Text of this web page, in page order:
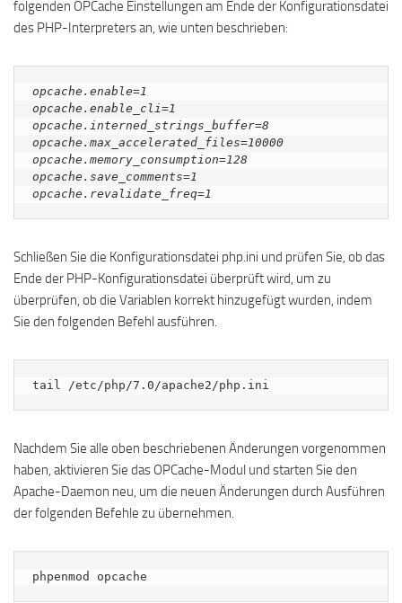
folgenden OPCache Einstellungen am Ende der Konfigurationsdatei
des PHP-Interpreters an, wie unten beschrieben:
opcache.enable=1
opcache.enable_cli=1
opcache.interned_strings_buffer=8
opcache.max_accelerated_files=10000
opcache.memory_consumption=128
opcache.save_comments=1
opcache.revalidate_freq=1
Schließen Sie die Konfigurationsdatei php.ini und prüfen Sie, ob das
Ende der PHP-Konfigurationsdatei überprüft wird, um zu
überprüfen, ob die Variablen korrekt hinzugefügt wurden, indem
Sie den folgenden Befehl ausführen.
tail /etc/php/7.0/apache2/php.ini
Nachdem Sie alle oben beschriebenen Änderungen vorgenommen
haben, aktivieren Sie das OPCache-Modul und starten Sie den
Apache-Daemon neu, um die neuen Änderungen durch Ausführen
der folgenden Befehle zu übernehmen.
phpenmod opcache